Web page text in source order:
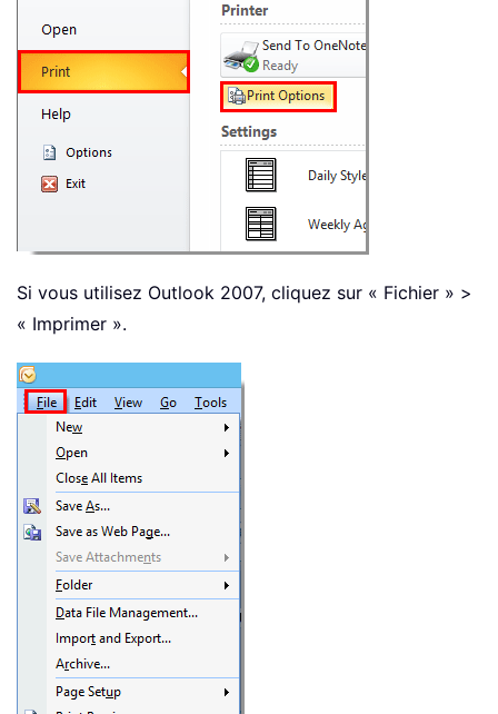
Si vous utilisez Outlook 2007, cliquez sur « Fichier » >
« Imprimer ».